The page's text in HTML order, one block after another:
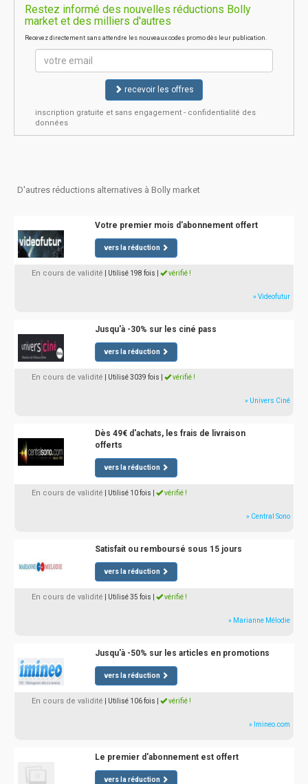
Restez informé des nouvelles réductions Bolly
market et des milliers d'autres
Recevez directement sans attendre les nouveaux codes promo dès leur publication.
recevoir les offres
inscription gratuite et sans engagement - confidentialité des
données
D'autres réductions alternatives à Bolly market
Votre premier mois d'abonnement offert
vers la réduction
En cours de validité | Utilisé 198 fois vérifié !
» Videofutur
Jusqu'à -30% sur les ciné pass
vers la réduction
En cours de validité | Utilisé 3039 fois vérifié !
» Univers Ciné
Dès 49€ d'achats, les frais de livraison
offerts
vers la réduction
En cours de validité | Utilisé 10 fois vérifié !
» Central Sono
Satisfait ou remboursé sous 15 jours
vers la réduction
En cours de validité | Utilisé 35 fois vérifié !
» Marianne Mélodie
Jusqu'à -50% sur les articles en promotions
vers la réduction
En cours de validité | Utilisé 106 fois vérifié !
» Imineo.com
Le premier d'abonnement est offert
vers la réduction